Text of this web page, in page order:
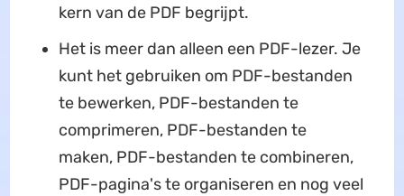
kern van de PDF begrijpt.
Het is meer dan alleen een PDF-lezer. Je
kunt het gebruiken om PDF-bestanden
te bewerken, PDF-bestanden te
comprimeren, PDF-bestanden te
maken, PDF-bestanden te combineren,
PDF-pagina's te organiseren en nog veel